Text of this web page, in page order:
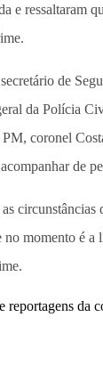
e ressaltaram
de
da Polícia
coronel
de
circunstâncias
momento é a
reportagens da